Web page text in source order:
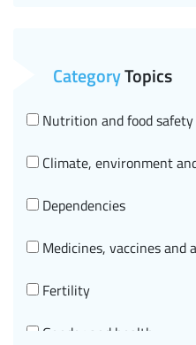
CategoryTopics
Nutrition and food safety
Climate, environment
Dependencies
Medicines, vaccines and
Fertility
Gender and health